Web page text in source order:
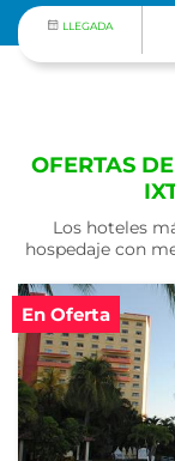
LLEGADA
OFERTAS
Los hoteles
hospedaje con
En Oferta